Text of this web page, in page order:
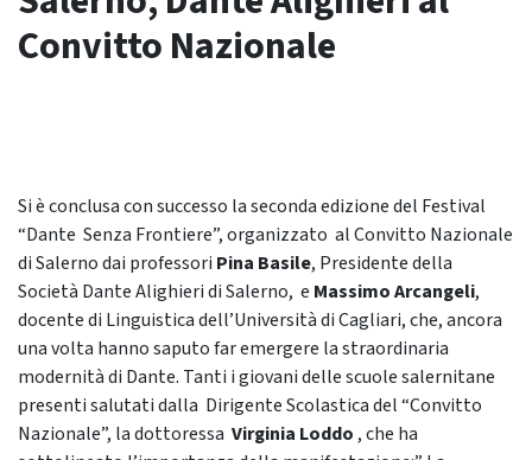
Convitto Nazionale
Si è conclusa con successo la seconda edizione del Festival
“Dante Senza Frontiere”, organizzato al Convitto Nazionale
di Salerno dai professori Pina Basile, Presidente della
Società Dante Alighieri di Salerno, e Massimo Arcangeli,
docente di Linguistica dell’Università di Cagliari, che, ancora
una volta hanno saputo far emergere la straordinaria
modernità di Dante. Tanti i giovani delle scuole salernitane
presenti salutati dalla Dirigente Scolastica del “Convitto
Nazionale”, la dottoressa Virginia Loddo , che ha